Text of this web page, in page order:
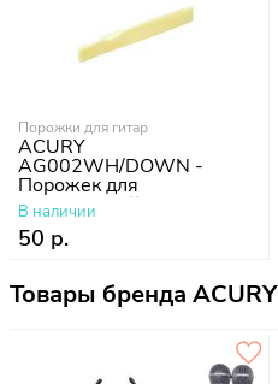
Порожки для гитар
ACURY
AG002WH/DOWN -
Порожек для
акустической гитары
В наличии
50 р.
Товары бренда ACURY